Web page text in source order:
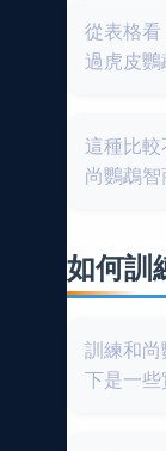
從表格
過虎皮
這種比
尚鸚鵡智
如何訓
訓練和
下是一些